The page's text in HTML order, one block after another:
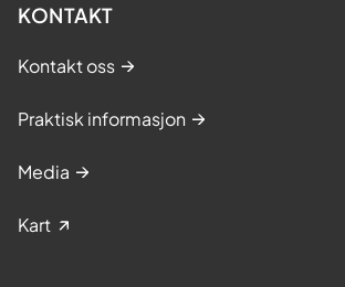
KONTAKT
Kontakt oss
Praktisk informasjon
Media
Kart